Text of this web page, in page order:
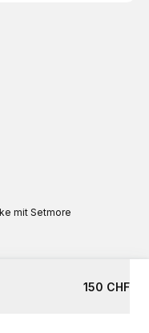
mit Setmore
150 CHF